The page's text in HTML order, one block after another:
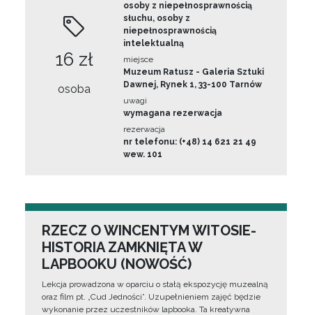
16 zł
osoba
osoby z niepełnosprawnością
słuchu, osoby z
niepełnosprawnością
intelektualną
miejsce
Muzeum Ratusz - Galeria Sztuki
Dawnej, Rynek 1, 33-100 Tarnów
uwagi
wymagana rezerwacja
rezerwacja
nr telefonu: (+48) 14 621 21 49
wew. 101
RZECZ O WINCENTYM WITOSIE-
HISTORIA ZAMKNIĘTA W
LAPBOOKU (NOWOŚĆ)
Lekcja prowadzona w oparciu o stałą ekspozycję muzealną
oraz film pt. „Cud Jedności”. Uzupełnieniem zajęć będzie
wykonanie przez uczestników lapbooka. Ta kreatywna